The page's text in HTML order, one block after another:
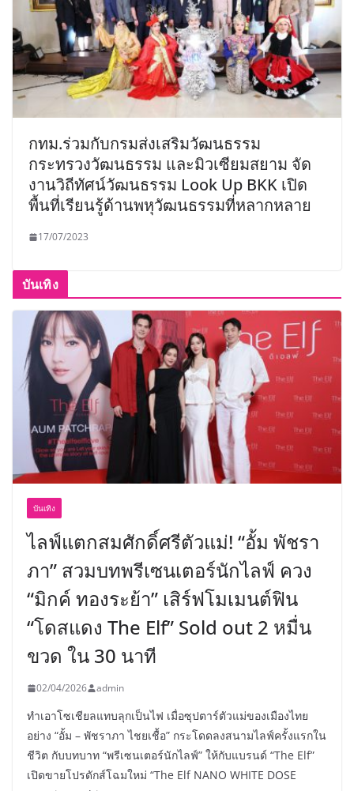
กทม.ร่วมกับกรมส่งเสริมวัฒนธรรม
กระทรวงวัฒนธรรม และมิวเซียมสยาม จัด
งานวิถีทัศน์วัฒนธรรม Look Up BKK เปิด
พื้นที่เรียนรู้ด้านพหุวัฒนธรรมที่หลากหลาย
17/07/2023
บันเทิง
บันเทิง
ไลฟ์แตกสมศักดิ์ศรีตัวแม่! “อั้ม พัชรา
ภา” สวมบทพรีเซนเตอร์นักไลฟ์ ควง
“มิกค์ ทองระย้า” เสิร์ฟโมเมนต์ฟิน
“โดสแดง The Elf” Sold out 2 หมื่น
ขวด ใน 30 นาที
02/04/2026 admin
ทำเอาโซเชียลแทบลุกเป็นไฟ เมื่อซุปตาร์ตัวแม่ของเมืองไทย
อย่าง “อั้ม – พัชราภา ไชยเชื้อ” กระโดดลงสนามไลฟ์ครั้งแรกใน
ชีวิต กับบทบาท “พรีเซนเตอร์นักไลฟ์” ให้กับแบรนด์ “The Elf”
เปิดขายโปรดักส์โฉมใหม่ “The Elf NANO WHITE DOSE